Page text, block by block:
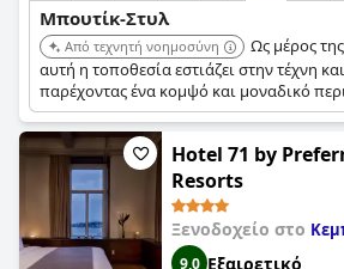
Μπουτίκ-Στυλ
Από τεχνητή νοημοσύνη
Ως μέρος
αυτή η τοποθεσία εστιάζει στην τέχνη
παρέχοντας ένα κομψό και μοναδικό
Hotel 71 by
Resorts
Ξενοδοχείο στο
9,0 Εξαιρετικό